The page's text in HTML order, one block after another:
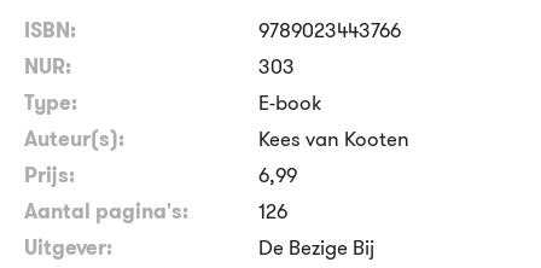
ISBN:
9789023443766
NUR:
303
Type:
E-book
Auteur(s):
Kees van Kooten
Prijs:
6,99
Aantal pagina's:
126
Uitgever:
De Bezige Bij